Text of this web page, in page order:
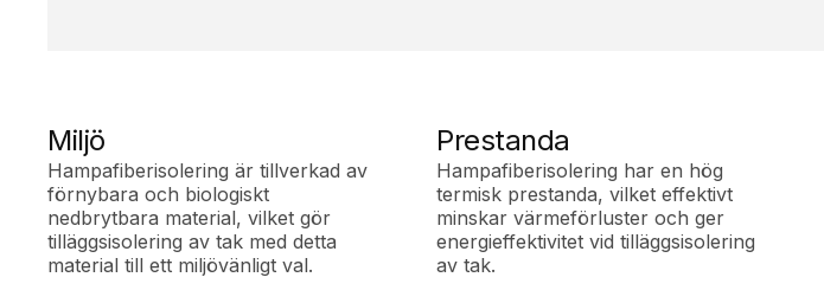
Miljö
Hampafiberisolering är tillverkad av
förnybara och biologiskt
nedbrytbara material, vilket gör
tilläggsisolering av tak med detta
material till ett miljövänligt val.
Prestanda
Hampafiberisolering har en hög
termisk prestanda, vilket effektivt
minskar värmeförluster och ger
energieffektivitet vid tilläggsisolering
av tak.